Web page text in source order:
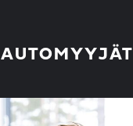
AUTOMYYJÄT